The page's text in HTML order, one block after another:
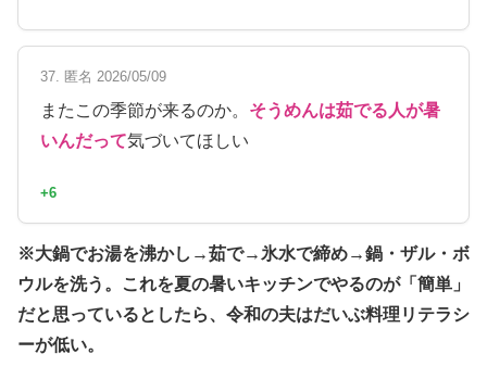
37. 匿名 2026/05/09
またこの季節が来るのか。 そうめんは茹でる人が暑
いんだって気づいてほしい
+6
※大鍋でお湯を沸かし→茹で→氷水で締め→鍋・ザル・ボ
ウルを洗う。これを夏の暑いキッチンでやるのが「簡単」
だと思っているとしたら、令和の夫はだいぶ料理リテラシ
ーが低い。